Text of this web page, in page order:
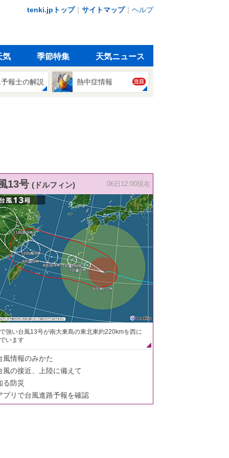
tenki.jpトップ｜ サイトマップ｜ ヘルプ
気 季節特集 天気ニュース
報士の解説 熱中症情報 注目
13号 (ドルフィン) 06日12:00現在
強い台風13号が南大東島の東北東約220kmを西に
います
風情報のみかた
風の接近、上陸に備えて
る防災
プリで台風進路予報を確認